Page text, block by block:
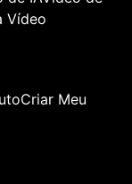
Vídeo
Criar Meu